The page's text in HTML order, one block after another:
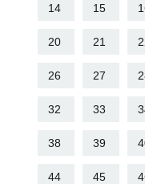
14 15
20 21
26 27
32 33
38 39
44 45